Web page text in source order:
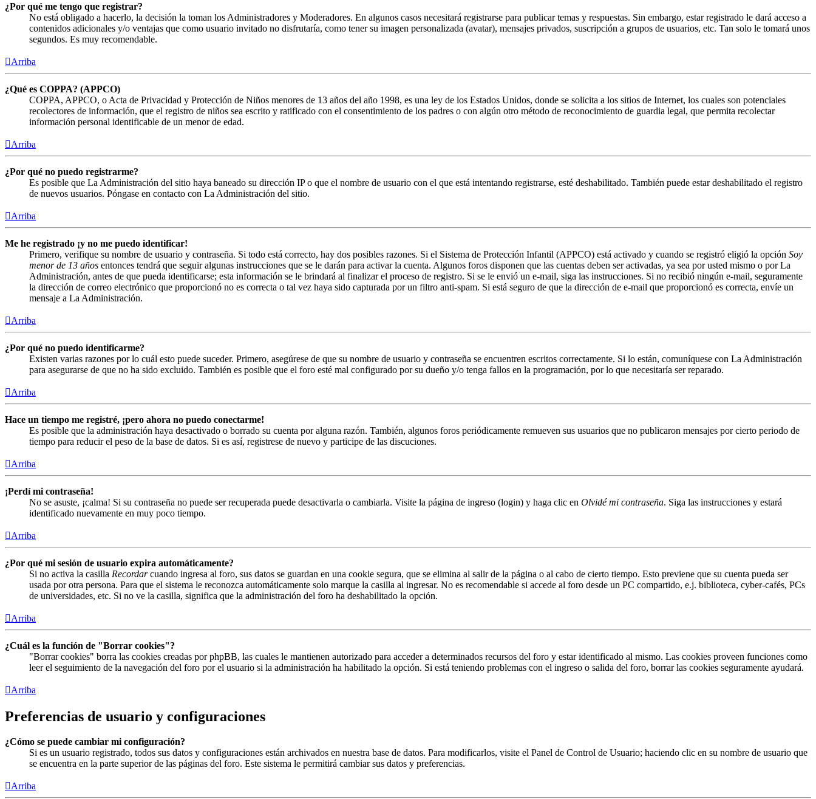
¿Por qué me tengo que registrar?
No está obligado a hacerlo, la decisión la toman los Administradores y Moderadores. En algunos casos necesitará registrarse para publicar temas y respuestas. Sin embargo, estar registrado le dará acceso a
contenidos adicionales y/o ventajas que como usuario invitado no disfrutaría, como tener su imagen personalizada (avatar), mensajes privados, suscripción a grupos de usuarios, etc. Tan solo le tomará unos
segundos. Es muy recomendable.
Arriba
¿Qué es COPPA? (APPCO)
COPPA, APPCO, o Acta de Privacidad y Protección de Niños menores de 13 años del año 1998, es una ley de los Estados Unidos, donde se solicita a los sitios de Internet, los cuales son potenciales
recolectores de información, que el registro de niños sea escrito y ratificado con el consentimiento de los padres o con algún otro método de reconocimiento de guardia legal, que permita recolectar
información personal identificable de un menor de edad.
Arriba
¿Por qué no puedo registrarme?
Es posible que La Administración del sitio haya baneado su dirección IP o que el nombre de usuario con el que está intentando registrarse, esté deshabilitado. También puede estar deshabilitado el registro
de nuevos usuarios. Póngase en contacto con La Administración del sitio.
Arriba
Me he registrado ¡y no me puedo identificar!
Primero, verifique su nombre de usuario y contraseña. Si todo está correcto, hay dos posibles razones. Si el Sistema de Protección Infantil (APPCO) está activado y cuando se registró eligió la opción Soy
menor de 13 años entonces tendrá que seguir algunas instrucciones que se le darán para activar la cuenta. Algunos foros disponen que las cuentas deben ser activadas, ya sea por usted mismo o por La
Administración, antes de que pueda identificarse; esta información se le brindará al finalizar el proceso de registro. Si se le envió un e-mail, siga las instrucciones. Si no recibió ningún e-mail, seguramente
la dirección de correo electrónico que proporcionó no es correcta o tal vez haya sido capturada por un filtro anti-spam. Si está seguro de que la dirección de e-mail que proporcionó es correcta, envíe un
mensaje a La Administración.
Arriba
¿Por qué no puedo identificarme?
Existen varias razones por lo cuál esto puede suceder. Primero, asegúrese de que su nombre de usuario y contraseña se encuentren escritos correctamente. Si lo están, comuníquese con La Administración
para asegurarse de que no ha sido excluido. También es posible que el foro esté mal configurado por su dueño y/o tenga fallos en la programación, por lo que necesitaría ser reparado.
Arriba
Hace un tiempo me registré, ¡pero ahora no puedo conectarme!
Es posible que la administración haya desactivado o borrado su cuenta por alguna razón. También, algunos foros periódicamente remueven sus usuarios que no publicaron mensajes por cierto periodo de
tiempo para reducir el peso de la base de datos. Si es así, registrese de nuevo y participe de las discuciones.
Arriba
¡Perdí mi contraseña!
No se asuste, ¡calma! Si su contraseña no puede ser recuperada puede desactivarla o cambiarla. Visite la página de ingreso (login) y haga clic en Olvidé mi contraseña. Siga las instrucciones y estará
identificado nuevamente en muy poco tiempo.
Arriba
¿Por qué mi sesión de usuario expira automáticamente?
Si no activa la casilla Recordarcuando ingresa al foro, sus datos se guardan en una cookie segura, que se elimina al salir de la página o al cabo de cierto tiempo. Esto previene que su cuenta pueda ser
usada por otra persona. Para que el sistema le reconozca automáticamente solo marque la casilla al ingresar. No es recomendable si accede al foro desde un PC compartido, e.j. biblioteca, cyber-cafés, PCs
de universidades, etc. Si no ve la casilla, significa que la administración del foro ha deshabilitado la opción.
Arriba
¿Cuál es la función de "Borrar cookies"?
"Borrar cookies" borra las cookies creadas por phpBB, las cuales le mantienen autorizado para acceder a determinados recursos del foro y estar identificado al mismo. Las cookies proveen funciones como
leer el seguimiento de la navegación del foro por el usuario si la administración ha habilitado la opción. Si está teniendo problemas con el ingreso o salida del foro, borrar las cookies seguramente ayudará.
Arriba
Preferencias de usuario y configuraciones
¿Cómo se puede cambiar mi configuración?
Si es un usuario registrado, todos sus datos y configuraciones están archivados en nuestra base de datos. Para modificarlos, visite el Panel de Control de Usuario; haciendo clic en su nombre de usuario que
se encuentra en la parte superior de las páginas del foro. Este sistema le permitirá cambiar sus datos y preferencias.
Arriba